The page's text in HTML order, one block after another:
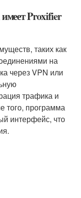
Proxifier
таких как
на
через VPN или
трафика и
того, программа
интерфейс, что